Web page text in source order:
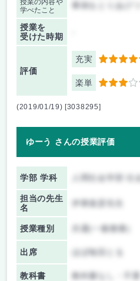
授業の内容や
学べたこと
事例をとりあげ
授業を
受けた時期
評価
充実 5
楽単 3
(2019/01/19) [3038295]
ゆーう さんの授業評価
学部 学科
担当の先生
名
伊東俊彦先生
授業種別 共通(一般教養)
出席 ほぼ毎回とる
教科書 教科書なし・不要